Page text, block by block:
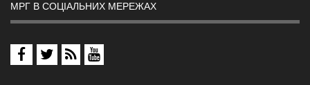
МРГ В СОЦІАЛЬНИХ МЕРЕЖАХ